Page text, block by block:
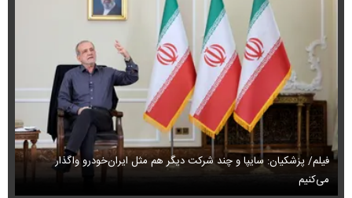
فیلم/ پزشکیان: سایپا و چند شرکت دیگر هم مثل ایران‌خودرو واگذار
می‌کنیم